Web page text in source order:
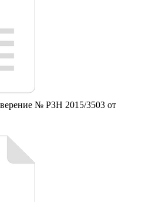
№ РЗН 2015/3503 от